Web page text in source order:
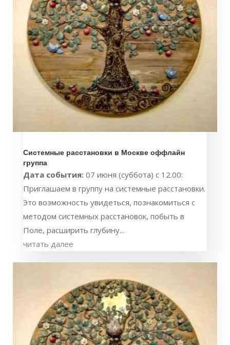
Системные расстановки в Москве оффлайн
группа
Дата события: 07 июня (суббота) с 12.00:
Приглашаем в группу на системные расстановки.
Это возможность увидеться, познакомиться с
методом системных расстановок, побыть в
Поле, расширить глубину...
читать далее